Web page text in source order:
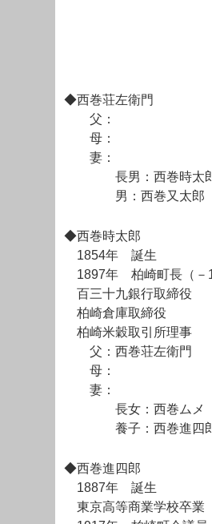
◆西巻荘左衛門
父：
母：
妻：
長男：西巻時太
男：西巻又太郎
◆西巻時太郎
1854年 誕生
1897年 柏崎町長（－
百三十九銀行取締役
柏崎倉庫取締役
柏崎米穀取引所理事
父：西巻荘左衛門
母：
妻：
長女：西巻ムメ
養子：西巻進四郎（
◆西巻進四郎
1887年 誕生
東京高等商業学校卒業